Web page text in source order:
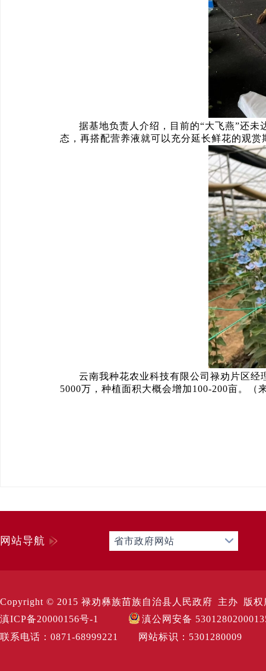
据基地负责人介绍，目前的“大飞燕”还
态，再搭配营养液就可以充分延长鲜花的观赏
云南我种花农业科技有限公司禄劝片区
5000万，种植面积大概会增加100-200亩。
网站导航 省市政府网站
Copyright © 2015 禄劝彝族苗族自治县人民政府 主办 版
滇ICP备20000156号-1
滇公网安备
联系电话：0871-68999221 网站标识：